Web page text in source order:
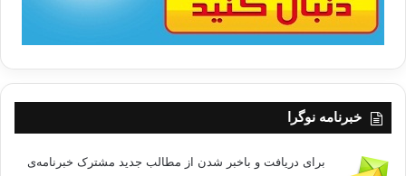
خبرنامه نوگرا
برای دریافت و باخبر شدن از مطالب جدید مشترک خبرنامه‌ی